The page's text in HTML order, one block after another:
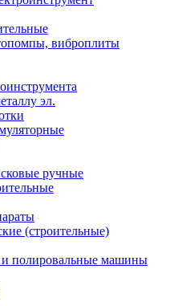
виброплиты
эл.
ручные
(строительные)
полировальные машины